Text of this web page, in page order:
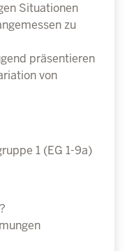
Situationen
zu
präsentieren
von
1 (EG 1-9a)